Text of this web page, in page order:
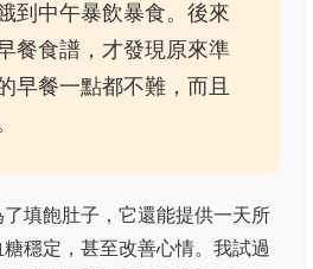
到中午暴飲暴食。後來
餐食譜，才發現原來準
早餐一點都不難，而且
填飽肚子，它還能提供一天所
穩定，甚至改善心情。我試過